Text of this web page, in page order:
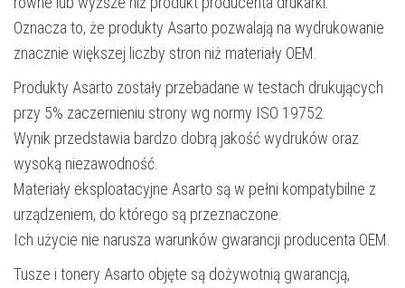
Oznacza to, że produkty Asarto pozwalają na wydrukowanie
znacznie większej liczby stron niż materiały OEM.
Produkty Asarto zostały przebadane w testach drukujących
przy 5% zaczernieniu strony wg normy ISO 19752.
Wynik przedstawia bardzo dobrą jakość wydruków oraz
wysoką niezawodność.
Materiały eksploatacyjne Asarto są w pełni kompatybilne z
urządzeniem, do którego są przeznaczone.
Ich użycie nie narusza warunków gwarancji producenta OEM.
Tusze i tonery Asarto objęte są dożywotnią gwarancją,